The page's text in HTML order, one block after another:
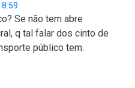
Se não tem abre
q tal falar dos cinto de
público tem.